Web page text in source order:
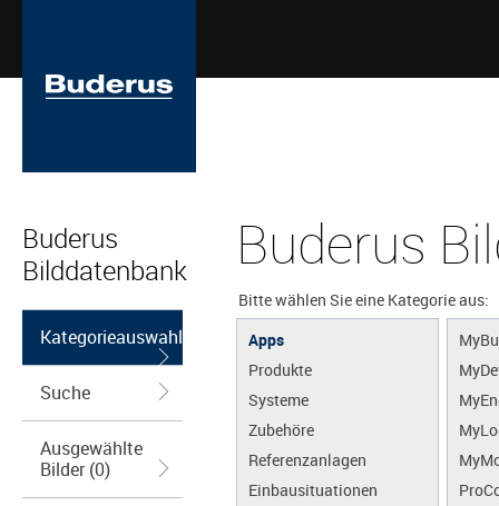
Buderus
Bilddatenbank
Kategorieauswahl
Suche
Ausgewählte
Bilder (0)
Buderus
Bitte wählen Sie eine Kategorie aus:
Apps
Produkte
Systeme
Zubehöre
Referenzanlagen
Einbausituationen